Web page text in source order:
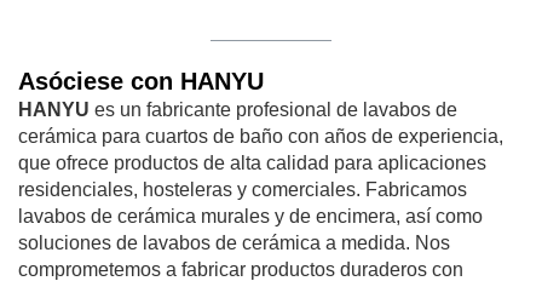
Asóciese con HANYU
HANYU es un fabricante profesional de lavabos de
cerámica para cuartos de baño con años de experiencia,
que ofrece productos de alta calidad para aplicaciones
residenciales, hosteleras y comerciales. Fabricamos
lavabos de cerámica murales y de encimera, así como
soluciones de lavabos de cerámica a medida. Nos
comprometemos a fabricar productos duraderos con